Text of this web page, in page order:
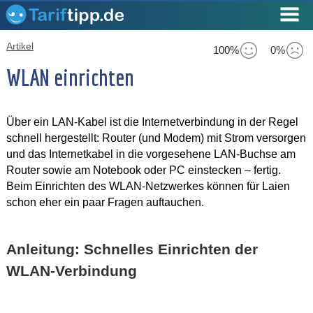
100% 0%
Artikel
WLAN einrichten
Über ein LAN-Kabel ist die Internetverbindung in der Regel
schnell hergestellt: Router (und Modem) mit Strom versorgen
und das Internetkabel in die vorgesehene LAN-Buchse am
Router sowie am Notebook oder PC einstecken – fertig.
Beim Einrichten des WLAN-Netzwerkes können für Laien
schon eher ein paar Fragen auftauchen.
Anleitung: Schnelles Einrichten der
WLAN-Verbindung